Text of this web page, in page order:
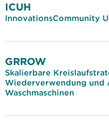
ICUH
InnovationsCommunity
GRROW
Skalierbare
Wiederverwendung und
Waschmaschinen